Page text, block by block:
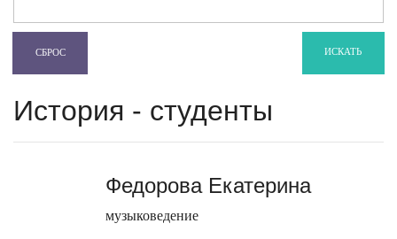
СБРОС ИСКАТЬ
История - студенты
Федорова Екатерина
музыковедение